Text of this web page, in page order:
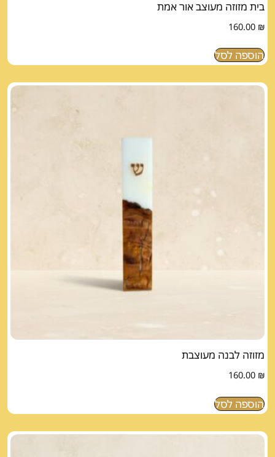
בית מזוזה מעוצב אור אמת
160.00 ₪
הוספה לסל
מזוזה לבנה מעוצבת
160.00 ₪
הוספה לסל